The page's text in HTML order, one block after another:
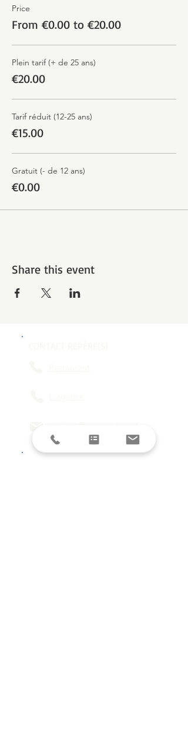
Price
From €0.00 to €20.00
Plein tarif (+ de 25 ans)
€20.00
Tarif réduit (12-25 ans)
€15.00
Gratuit (- de 12 ans)
€0.00
Share this event